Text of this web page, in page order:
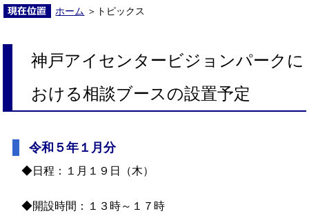
ホーム ＞トピックス
神戸アイセンタービジョンパークに
おける相談ブースの設置予定
令和５年１月分
◆日程：１月１９日（木）
◆開設時間：１３時～１７時